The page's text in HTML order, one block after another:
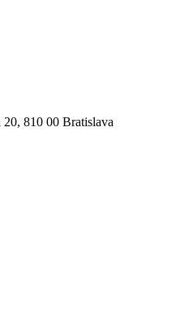
20, 810 00 Bratislava